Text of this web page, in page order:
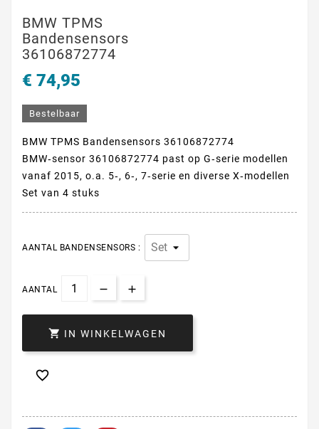
BMW TPMS
Bandensensors
36106872774
€ 74,95
Bestelbaar
BMW TPMS Bandensensors 36106872774
BMW‑sensor 36106872774 past op G‑serie modellen
vanaf 2015, o.a. 5‑, 6‑, 7‑serie en diverse X‑modellen
Set van 4 stuks
AANTAL BANDENSENSORS :
AANTAL
 IN WINKELWAGEN
